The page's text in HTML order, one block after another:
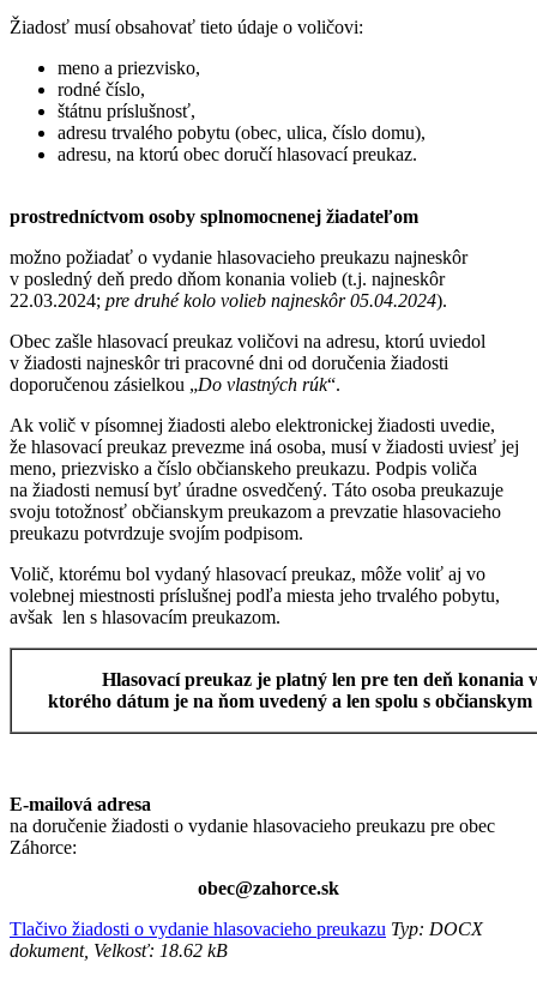
Žiadosť musí obsahovať tieto údaje o voličovi:
meno a priezvisko,
rodné číslo,
štátnu príslušnosť,
adresu trvalého pobytu (obec, ulica, číslo domu),
adresu, na ktorú obec doručí hlasovací preukaz.
prostredníctvom osoby splnomocnenej žiadateľom
možno požiadať o vydanie hlasovacieho preukazu najneskôr
v posledný deň predo dňom konania volieb (t.j. najneskôr
22.03.2024; pre druhé kolo volieb najneskôr 05.04.2024).
Obec zašle hlasovací preukaz voličovi na adresu, ktorú uviedol
v žiadosti najneskôr tri pracovné dni od doručenia žiadosti
doporučenou zásielkou „Do vlastných rúk“.
Ak volič v písomnej žiadosti alebo elektronickej žiadosti uvedie,
že hlasovací preukaz prevezme iná osoba, musí v žiadosti uviesť jej
meno, priezvisko a číslo občianskeho preukazu. Podpis voliča
na žiadosti nemusí byť úradne osvedčený. Táto osoba preukazuje
svoju totožnosť občianskym preukazom a prevzatie hlasovacieho
preukazu potvrdzuje svojím podpisom.
Volič, ktorému bol vydaný hlasovací preukaz, môže voliť aj vo
volebnej miestnosti príslušnej podľa miesta jeho trvalého pobytu,
avšak len s hlasovacím preukazom.
Hlasovací preukaz je platný len pre ten deň konania
ktorého dátum je na ňom uvedený a len spolu s
E-mailová adresa
na doručenie žiadosti o vydanie hlasovacieho preukazu pre obec
Záhorce:
obec@zahorce.sk
Tlačivo žiadosti o vydanie hlasovacieho preukazu Typ: DOCX
dokument, Velkosť: 18.62 kB